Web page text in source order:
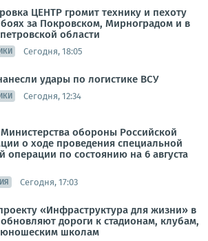
ЦЕНТР громит технику и пехоту
боях за Покровском, Мирноградом и в
области
Сегодня, 18:05
удары по логистике ВСУ
Сегодня, 12:34
обороны Российской
о ходе проведения специальной
операции по состоянию на 6 августа
Сегодня, 17:03
«Инфраструктура для жизни» в
дороги к стадионам, клубам,
юношеским школам